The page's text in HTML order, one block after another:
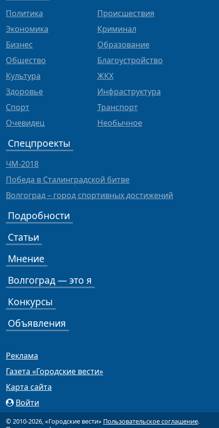
Политика
Экономика
Бизнес
Общество
Культура
Здоровье
Спорт
Очевидец
Происшествия
Криминал
Образование
Благоустройство
ЖКХ
Инфраструктура
Транспорт
Необычное
Спецпроекты
ЧМ-2018
Победа в Сталинградской битве
Волгоград – город спортивных достижений
Подробности
Статьи
Мнение
Волгоград — это я
Конкурсы
Объявления
Реклама
Газета «Городские вести»
Карта сайта
Войти
© 2010-2026, «Городские вести» Пользовательское соглашение.